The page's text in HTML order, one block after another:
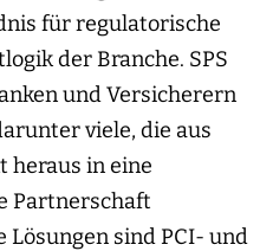
für regulatorische
der Branche. SPS
und Versicherern
viele, die aus
heraus in eine
Partnerschaft
Lösungen sind PCI- und